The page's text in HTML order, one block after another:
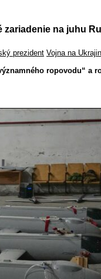
na juhu
prezident Vojna na
ropovodu“ a